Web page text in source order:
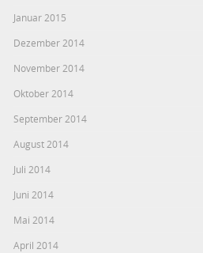
Januar 2015
Dezember 2014
November 2014
Oktober 2014
September 2014
August 2014
Juli 2014
Juni 2014
Mai 2014
April 2014